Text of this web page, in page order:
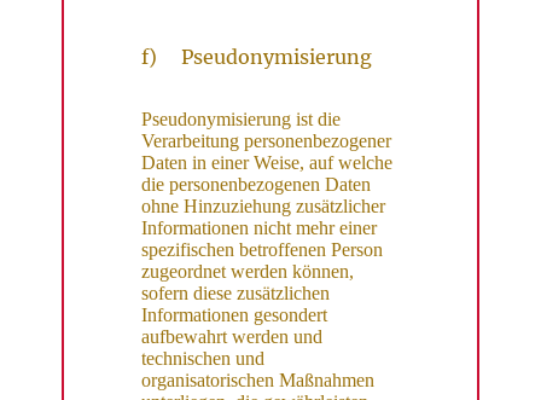
f) Pseudonymisierung
Pseudonymisierung ist die
Verarbeitung personenbezogener
Daten in einer Weise, auf welche
die personenbezogenen Daten
ohne Hinzuziehung zusätzlicher
Informationen nicht mehr einer
spezifischen betroffenen Person
zugeordnet werden können,
sofern diese zusätzlichen
Informationen gesondert
aufbewahrt werden und
technischen und
organisatorischen Maßnahmen